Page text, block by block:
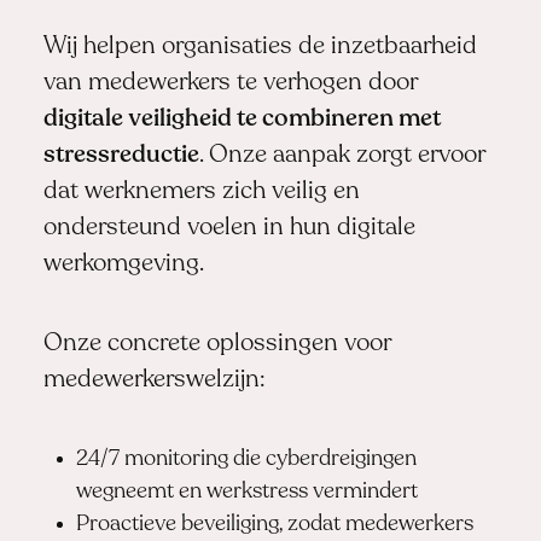
Wij helpen organisaties de inzetbaarheid
van medewerkers te verhogen door
digitale veiligheid te combineren met
stressreductie. Onze aanpak zorgt ervoor
dat werknemers zich veilig en
ondersteund voelen in hun digitale
werkomgeving.
Onze concrete oplossingen voor
medewerkerswelzijn:
24/7 monitoring die cyberdreigingen
wegneemt en werkstress vermindert
Proactieve beveiliging, zodat medewerkers